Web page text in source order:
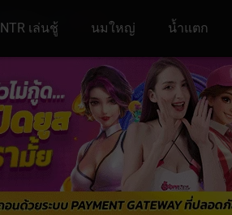
NTR เล่นชู้ นมใหญ่ น้ำแตก